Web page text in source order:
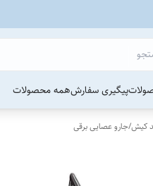
پیگیری سفارشهمه محصولات
کیش/جارو عصایی برقی